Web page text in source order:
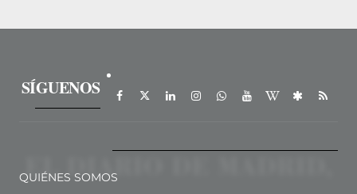
SÍGUENOS
QUIÉNES SOMOS